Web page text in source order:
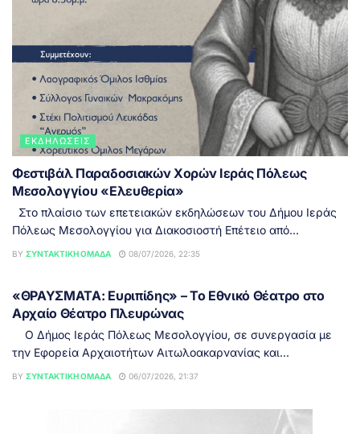
ΕΚΔΗΛΏΣΕΙΣ
Φεστιβάλ Παραδοσιακών Χορών Ιεράς Πόλεως
Μεσολογγίου «Ελευθερία»
Στο πλαίσιο των επετειακών εκδηλώσεων του Δήμου Ιεράς
Πόλεως Μεσολογγίου για Διακοσιοστή Επέτειο από...
BY ΣΥΝΤΑΚΤΙΚΉ ΟΜΆΔΑ 08/07/2026, 22:35
«ΘΡΑΥΣΜΑΤΑ: Ευριπίδης» – Το Εθνικό Θέατρο στο
Αρχαίο Θέατρο Πλευρώνας
Ο Δήμος Ιεράς Πόλεως Μεσολογγίου, σε συνεργασία με
την Εφορεία Αρχαιοτήτων Αιτωλοακαρνανίας και...
BY ΣΥΝΤΑΚΤΙΚΉ ΟΜΆΔΑ 06/07/2026, 21:37